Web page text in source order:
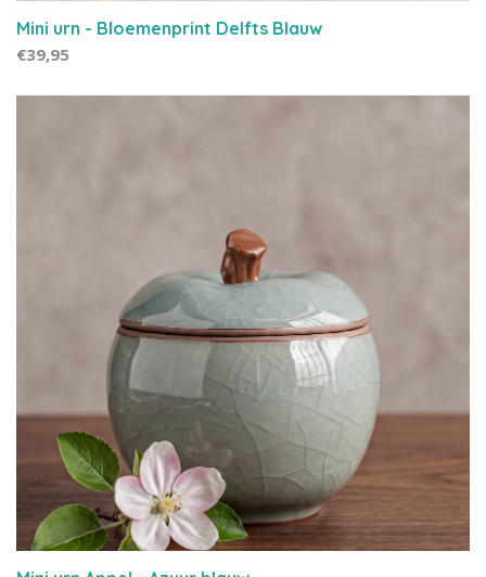
Mini urn - Bloemenprint Delfts Blauw
€39,95